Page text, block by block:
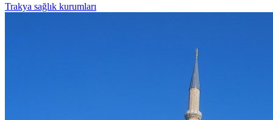
Trakya sağlık kurumları